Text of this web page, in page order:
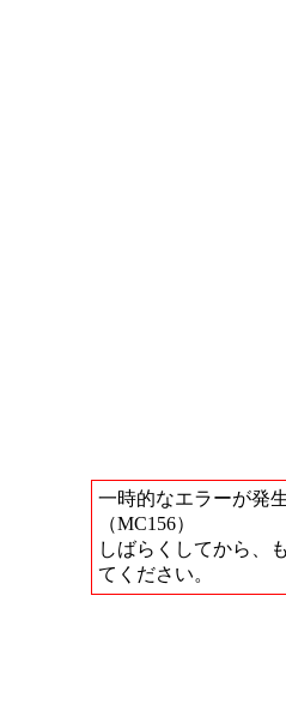
一時的なエラーが発
（MC156）
しばらくしてから、
てください。